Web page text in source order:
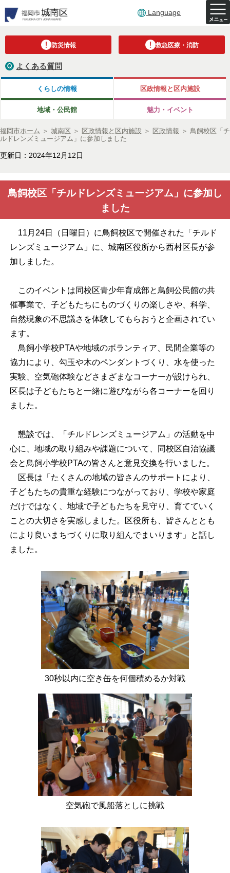
Language
防災情報 救急医療・消防
よくある質問
くらしの情報 区政情報と区内施設
地域・公民館 魅力・イベント
福岡市ホーム ＞ 城南区 ＞ 区政情報と区内施設 ＞ 区政情報 ＞ 鳥飼校区「チ
ルドレンズミュージアム」に参加しました
更新日：2024年12月12日
鳥飼校区「チルドレンズミュージアム」に参加し
ました
11月24日（日曜日）に鳥飼校区で開催された「チルド
レンズミュージアム」に、城南区役所から西村区長が参
加しました。
このイベントは同校区青少年育成部と鳥飼公民館の共
催事業で、子どもたちにものづくりの楽しさや、科学、
自然現象の不思議さを体験してもらおうと企画されてい
ます。
鳥飼小学校PTAや地域のボランティア、民間企業等の
協力により、勾玉や木のペンダントづくり、水を使った
実験、空気砲体験などさまざまなコーナーが設けられ、
区長は子どもたちと一緒に遊びながら各コーナーを回り
ました。
懇談では、「チルドレンズミュージアム」の活動を中
心に、地域の取り組みや課題について、同校区自治協議
会と鳥飼小学校PTAの皆さんと意見交換を行いました。
区長は「たくさんの地域の皆さんのサポートにより、
子どもたちの貴重な経験につながっており、学校や家庭
だけではなく、地域で子どもたちを見守り、育てていく
ことの大切さを実感しました。区役所も、皆さんととも
により良いまちづくりに取り組んでまいります」と話し
ました。
30秒以内に空き缶を何個積めるか対戦
空気砲で風船落としに挑戦